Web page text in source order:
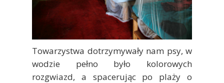
Towarzystwa dotrzymywały nam psy, w
wodzie pełno było kolorowych
rozgwiazd, a spacerując po plaży o